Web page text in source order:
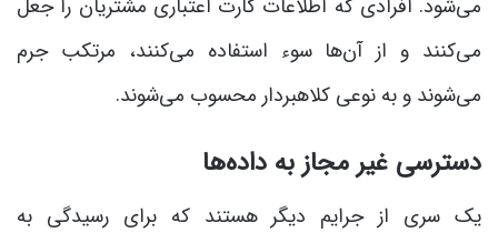
می‌شود. افرادی که اطلاعات کارت اعتباری مشتریان را جعل
می‌کنند و از آن‌ها سوء استفاده می‌کنند، مرتکب جرم
می‌شوند و به نوعی کلاهبردار محسوب می‌شوند.
دسترسی غیر مجاز به داده‌ها
یک سری از جرایم دیگر هستند که برای رسیدگی به